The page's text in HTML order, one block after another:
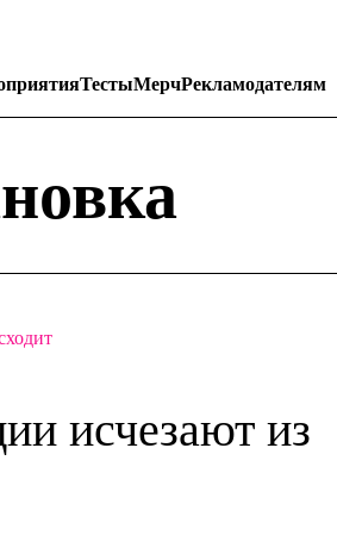
ТестыМерчРекламодателям
исчезают из